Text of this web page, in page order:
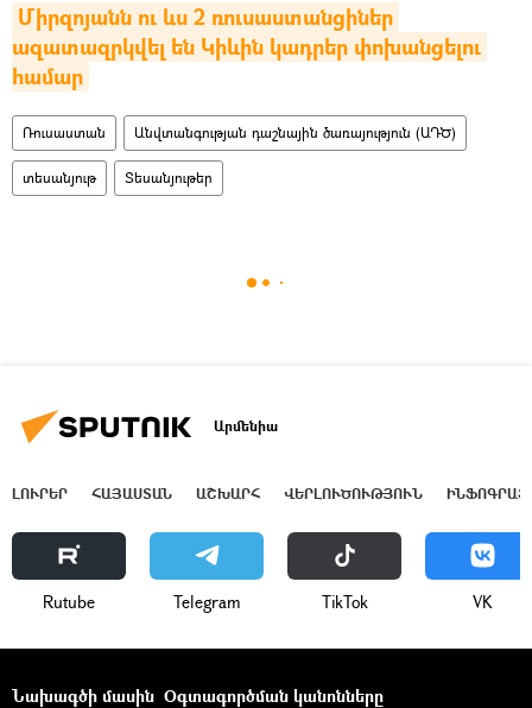
Միրզոյանն ու ևս 2 ռուսաստանցիներ
ազատազրկվել են Կիևին կադրեր փոխանցելու
համար
Ռուսաստան Անվտանգության դաշնային ծառայություն (ԱԴԾ)
տեսանյութ Տեսանյութեր
Արմենիա
ԼՈՒՐԵՐ ՀԱՅԱՍՏԱՆ ԱՇԽԱՐՀ ՎԵՐԼՈՒԾՈՒԹՅՈՒՆ
Rutube Telegram ТikТоk VK
Նախագծի մասին Օգտագործման կանոնները